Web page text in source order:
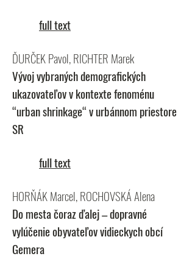
full text
ĎURČEK Pavol, RICHTER Marek
Vývoj vybraných demografických
ukazovateľov v kontexte fenoménu
“urban shrinkage“ v urbánnom priestore
SR
full text
HORŇÁK Marcel, ROCHOVSKÁ Alena
Do mesta čoraz ďalej – dopravné
vylúčenie obyvateľov vidieckych obcí
Gemera